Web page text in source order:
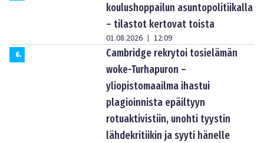
koulushoppailun asuntopolitiikalla
– tilastot kertovat toista
01.08.2026 | 12:09
6.
Cambridge rekrytoi tosielämän
woke-Turhapuron –
yliopistomaailma ihastui
plagioinnista epäiltyyn
rotuaktivistiin, unohti tyystin
lähdekritiikin ja syyti hänelle